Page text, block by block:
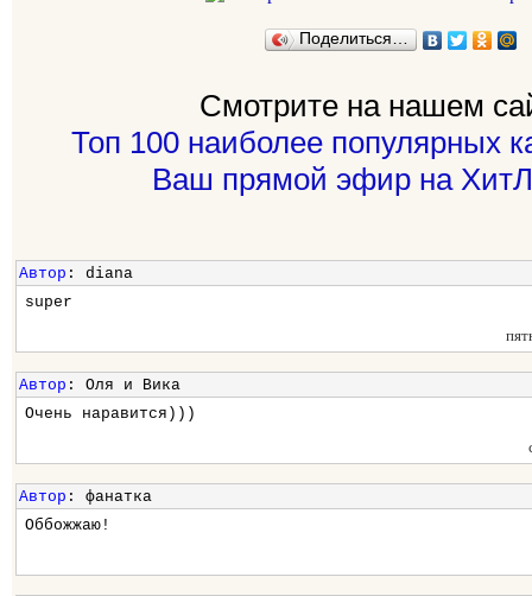
Поделиться…
Смотрите на нашем
Топ 100 наиболее популярных
Ваш прямой эфир на
Автор : diana
super
Автор : Оля и Вика
Очень наравится)))
Автор : фанатка
Оббожжаю!